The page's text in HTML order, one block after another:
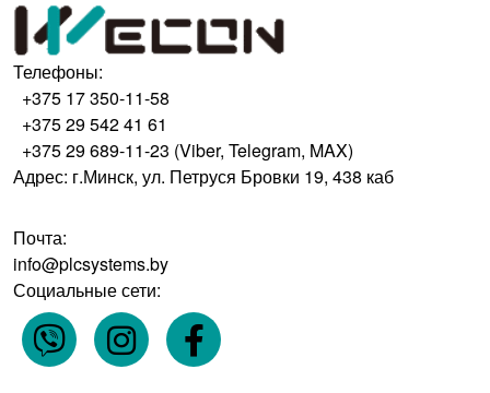
Телефоны:
+375 17 350-11-58
+375 29 542 41 61
+375 29 689-11-23 (Viber, Telegram, MAX)
Адрес: г.Минск, ул. Петруся Бровки 19, 438 каб
Почта:
info@plcsystems.by
Социальные сети: